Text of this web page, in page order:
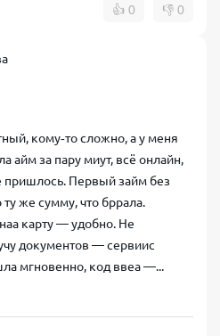
👍 0 👎 0
кому‑то сложно, а у меня
айм за пару миут, всё онлайн,
пришлось. Первый займ без
же сумму, что бррала.
карту — удобно. Не
документов — сервиис
мгновенно, код ввеа —...